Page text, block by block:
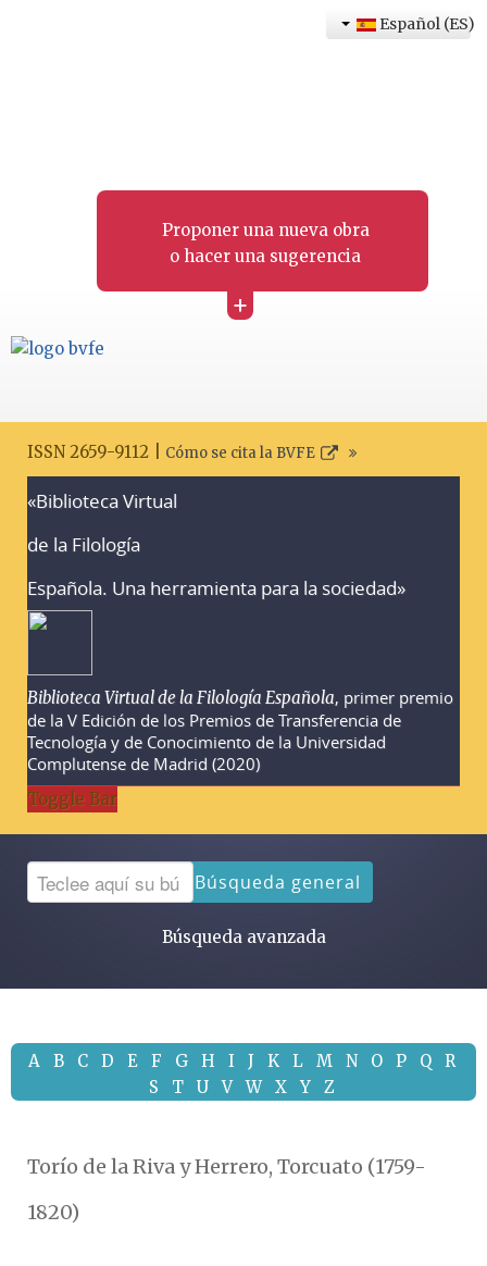
Proponer una nueva obra
o hacer una sugerencia
+
Español (ES)
ISSN 2659-9112 | Cómo se cita la BVFE
«Biblioteca Virtual
de la Filología
Española. Una herramienta para la sociedad»
Biblioteca Virtual de la Filología Española, primer premio
de la V Edición de los Premios de Transferencia de
Tecnología y de Conocimiento de la Universidad
Complutense de Madrid (2020)
Toggle Bar
Búsqueda general
Búsqueda avanzada
A B C D E F G H I J K L M N O P Q
R
S
T U V W X Y Z
Torío de la Riva y Herrero, Torcuato (1759-
1820)